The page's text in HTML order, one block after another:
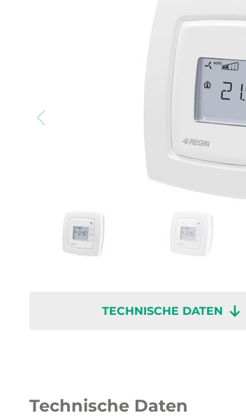
TECHNISCHE DATEN
Technische Daten